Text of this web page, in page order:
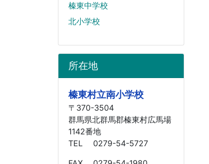
榛東中学校
北小学校
所在地
榛東村立南小学校
〒370-3504
群馬県北群馬郡榛東村広馬場
1142番地
TEL 0279-54-5727